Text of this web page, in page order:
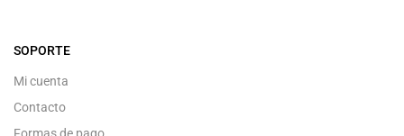
SOPORTE
Mi cuenta
Contacto
Formas de pago